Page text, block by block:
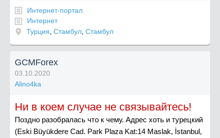
Интернет-портал
Интернет
Турция Стамбул Стамбул
GCMForex
03.10.2020
Alino4ka
Ни в коем случае не связывайтесь!
Поздно разобралась что к чему. Адрес хоть и турецкий
(Eski Büyükdere Cad. Park Plaza Kat:14 Maslak, İstanbul,